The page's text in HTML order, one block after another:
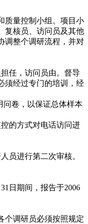
质量控制小组。项目小
复核员、访问员及其他
调整个调研流程，并对
任，访问员由。督导
须经过专门的培训，经
问卷，以保证总体样本
的方式对电话访问进
员进行第二次审核。
日期间，报告于2006
个调研员必须按照规定